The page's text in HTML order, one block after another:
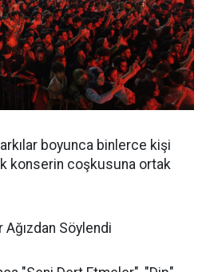
boyunca binlerce kişi
konserin coşkusuna ortak
Ağızdan Söylendi